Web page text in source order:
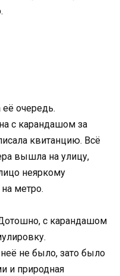
очередь.
с карандашом за
квитанцию. Всё
вышла на улицу,
неяркому
метро.
с карандашом
не было, зато было
и природная